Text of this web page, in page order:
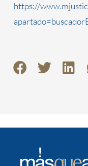
https://